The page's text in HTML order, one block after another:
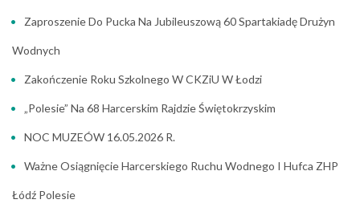
Zaproszenie Do Pucka Na Jubileuszową 60 Spartakiadę Drużyn
Wodnych
Zakończenie Roku Szkolnego W CKZiU W Łodzi
„Polesie” Na 68 Harcerskim Rajdzie Świętokrzyskim
NOC MUZEÓW 16.05.2026 R.
Ważne Osiągnięcie Harcerskiego Ruchu Wodnego I Hufca ZHP
Łódź Polesie